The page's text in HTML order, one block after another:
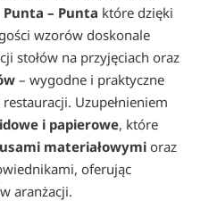
– Punta które dzięki
wzorów doskonale
stołów na przyjęciach oraz
– wygodne i praktyczne
Uzupełnieniem
i papierowe, które
materiałowymioraz
oferując
aranżacji.